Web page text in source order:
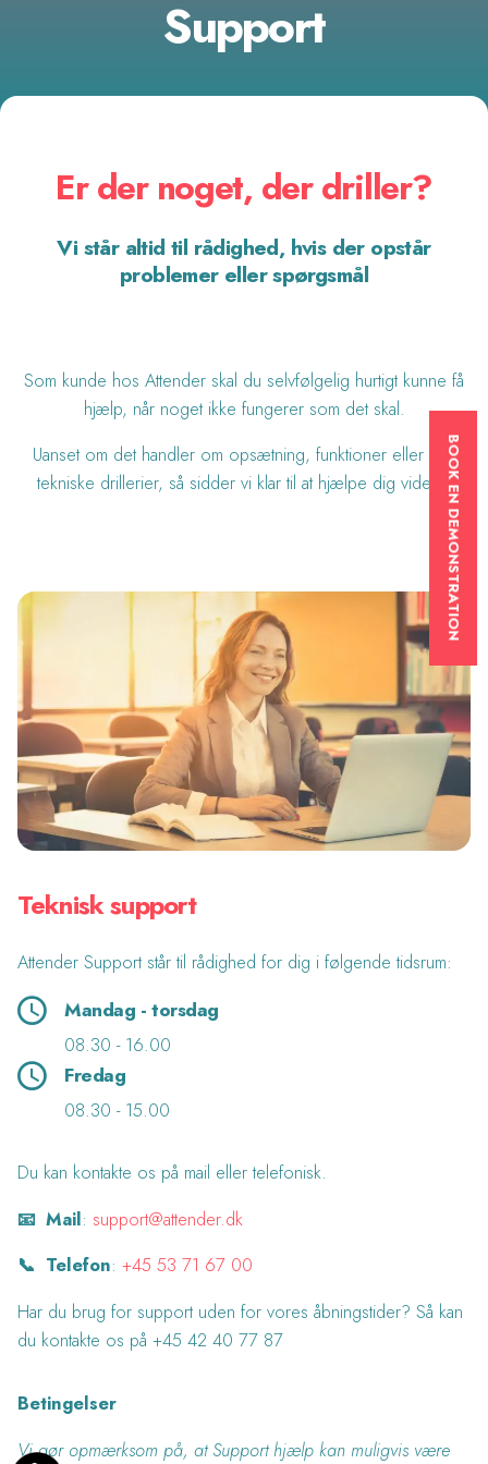
Support
Er der noget, der driller?
Vi står altid til rådighed, hvis der opstår
problemer eller spørgsmål
Som kunde hos Attender skal du selvfølgelig hurtigt kunne få
hjælp, når noget ikke fungerer som det skal.
Uanset om det handler om opsætning, funktioner eller små
tekniske drillerier, så sidder vi klar til at hjælpe dig videre.
Teknisk support
Attender Support står til rådighed for dig i følgende tidsrum:
Mandag - torsdag
08.30 - 16.00
Fredag
08.30 - 15.00
Du kan kontakte os på mail eller telefonisk.
📧 Mail: support@attender.dk
📞 Telefon: +45 53 71 67 00
Har du brug for support uden for vores åbningstider? Så kan
du kontakte os på +45 42 40 77 87
Betingelser
Vi gør opmærksom på, at Support hjælp kan muligvis være
BOOK EN DEMONSTRATION